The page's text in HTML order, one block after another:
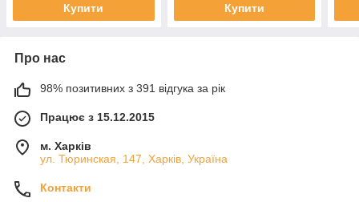
Купити Купити
Про нас
98% позитивних з 391 відгука за рік
Працює з 15.12.2015
м. Харків
ул. Тюринская, 147, Харків, Україна
Контакти